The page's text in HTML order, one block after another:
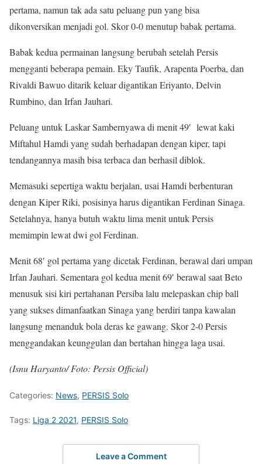
pertama, namun tak ada satu peluang pun yang bisa
dikonversikan menjadi gol. Skor 0-0 menutup babak pertama.
Babak kedua permainan langsung berubah setelah Persis
mengganti beberapa pemain. Eky Taufik, Arapenta Poerba, dan
Rivaldi Bawuo ditarik keluar digantikan Eriyanto, Delvin
Rumbino, dan Irfan Jauhari.
Peluang untuk Laskar Sambernyawa di menit 49′ lewat kaki
Miftahul Hamdi yang sudah berhadapan dengan kiper, tapi
tendangannya masih bisa terbaca dan berhasil diblok.
Memasuki sepertiga waktu berjalan, usai Hamdi berbenturan
dengan Kiper Riki, posisinya harus digantikan Ferdinan Sinaga.
Setelahnya, hanya butuh waktu lima menit untuk Persis
memimpin lewat dwi gol Ferdinan.
Menit 68′ gol pertama yang dicetak Ferdinan, berawal dari umpan
Irfan Jauhari. Sementara gol kedua menit 69′ berawal saat Beto
menusuk sisi kiri pertahanan Persiba lalu melepaskan chip ball
yang sukses dimanfaatkan Sinaga yang berdiri tanpa kawalan
langsung menanduk bola deras ke gawang. Skor 2-0 Persis
menggandakan keunggulan dan bertahan hingga laga usai.
(Isnu Haryanto/ Foto: Persis Official)
Categories: News, PERSIS Solo
Tags: Liga 2 2021, PERSIS Solo
Leave a Comment